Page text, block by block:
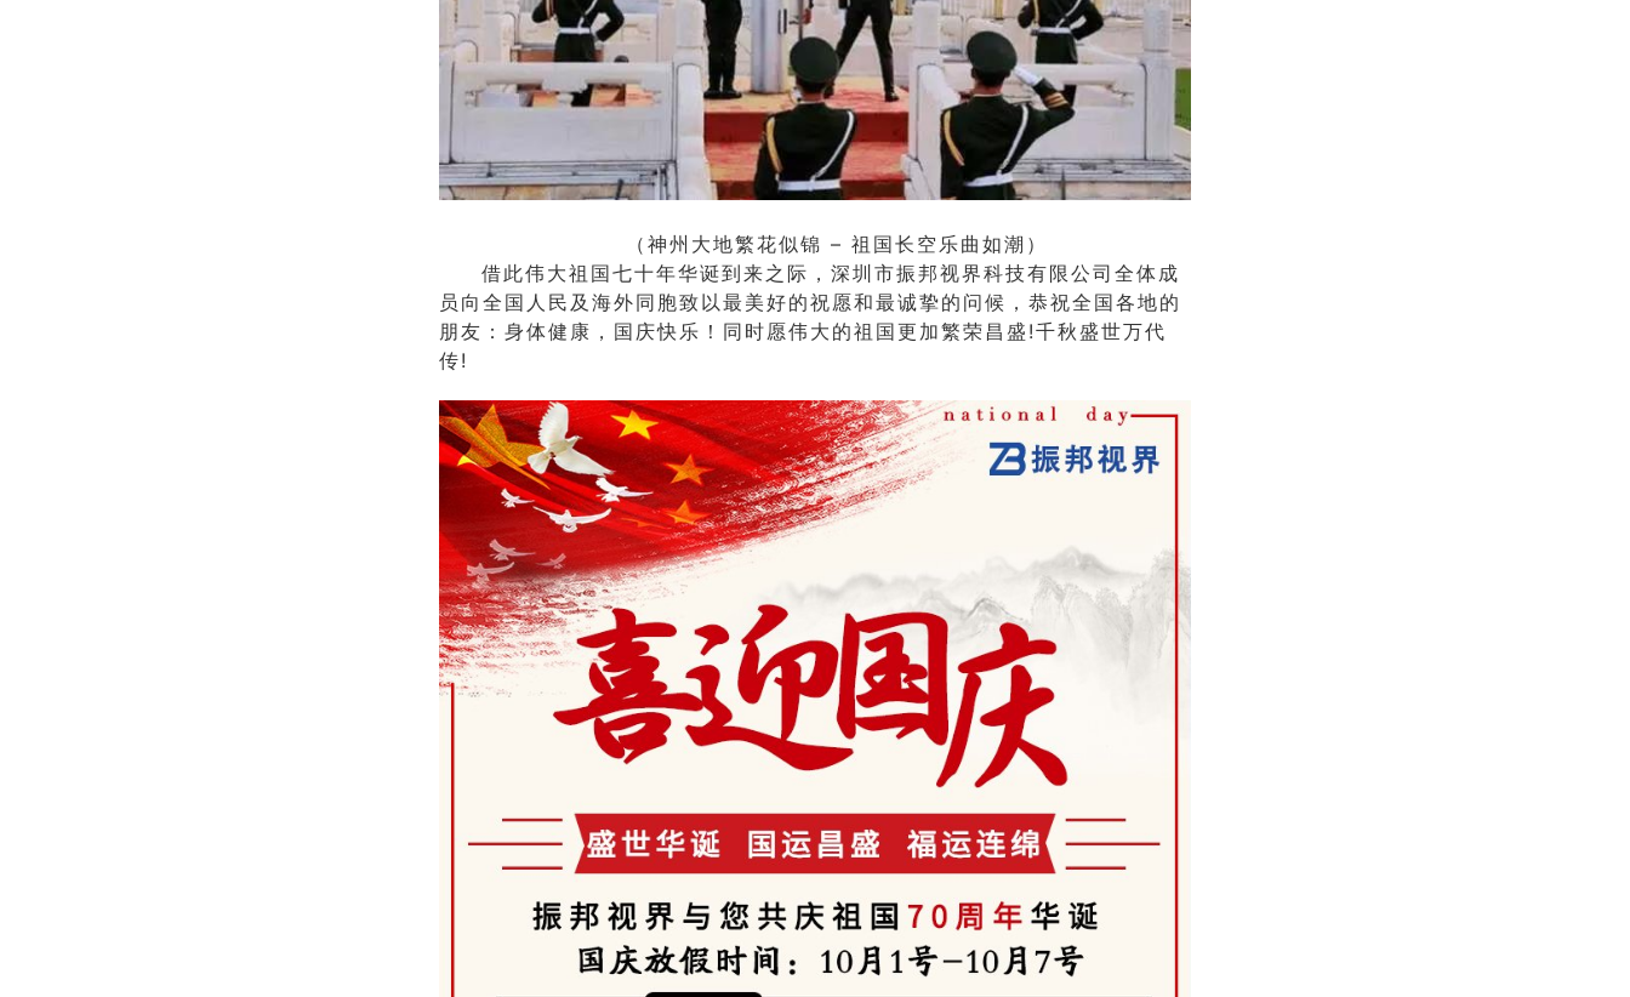
（神州大地繁花似锦 – 祖国长空乐曲如潮）
借此伟大祖国七十年华诞到来之际，深圳市振邦视界科技有限公司全体成
员向全国人民及海外同胞致以最美好的祝愿和最诚挚的问候，恭祝全国各地的
朋友：身体健康，国庆快乐！同时愿伟大的祖国更加繁荣昌盛!千秋盛世万代
传!